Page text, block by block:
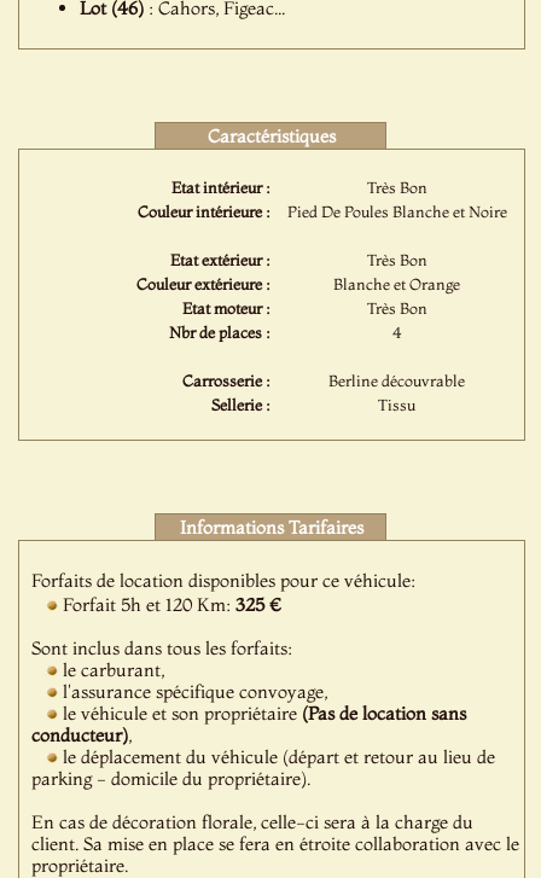
Lot (46) : Cahors, Figeac...
Caractéristiques
Etat intérieur :
Très Bon
Couleur intérieure :
Pied De Poules Blanche et Noire
Etat extérieur :
Très Bon
Couleur extérieure :
Blanche et Orange
Etat moteur :
Très Bon
Nbr de places :
4
Carrosserie :
Berline découvrable
Sellerie :
Tissu
Informations Tarifaires
Forfaits de location disponibles pour ce véhicule:
Forfait 5h et 120 Km:325 €
Sont inclus dans tous les forfaits:
le carburant,
l'assurance spécifique convoyage,
le véhicule et son propriétaire (Pas de location sans
conducteur),
le déplacement du véhicule (départ et retour au lieu de
parking - domicile du propriétaire).
En cas de décoration florale, celle-ci sera à la charge du
client. Sa mise en place se fera en étroite collaboration avec le
propriétaire.